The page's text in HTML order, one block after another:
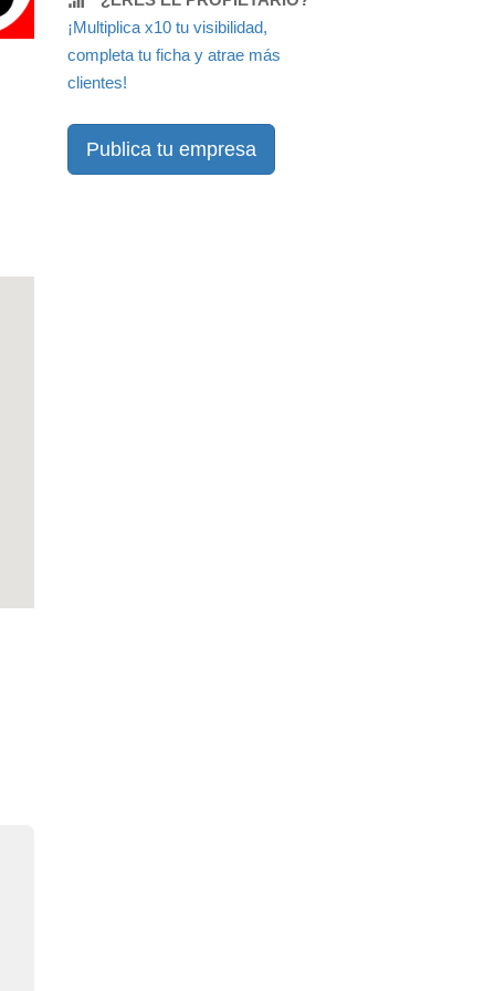
¡Multiplica x10 tu visibilidad,
completa tu ficha y atrae más
clientes!
Publica tu empresa